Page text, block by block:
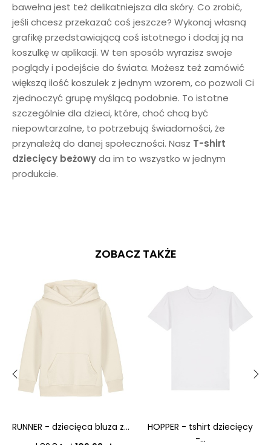
bawełna jest też delikatniejsza dla skóry. Co zrobić,
jeśli chcesz przekazać coś jeszcze? Wykonaj własną
grafikę przedstawiającą coś istotnego i dodaj ją na
koszulkę w aplikacji. W ten sposób wyrazisz swoje
poglądy i podejście do świata. Możesz też zamówić
większą ilość koszulek z jednym wzorem, co pozwoli Ci
zjednoczyć grupę myślącą podobnie. To istotne
szczególnie dla dzieci, które, choć chcą być
niepowtarzalne, to potrzebują świadomości, że
przynależą do danej społeczności. Nasz T-shirt
dziecięcy beżowyda im to wszystko w jednym
produkcie.
ZOBACZ TAKŻE
RUNNER - dziecięca bluza z...
HOPPER - tshirt dziecięcy
-...